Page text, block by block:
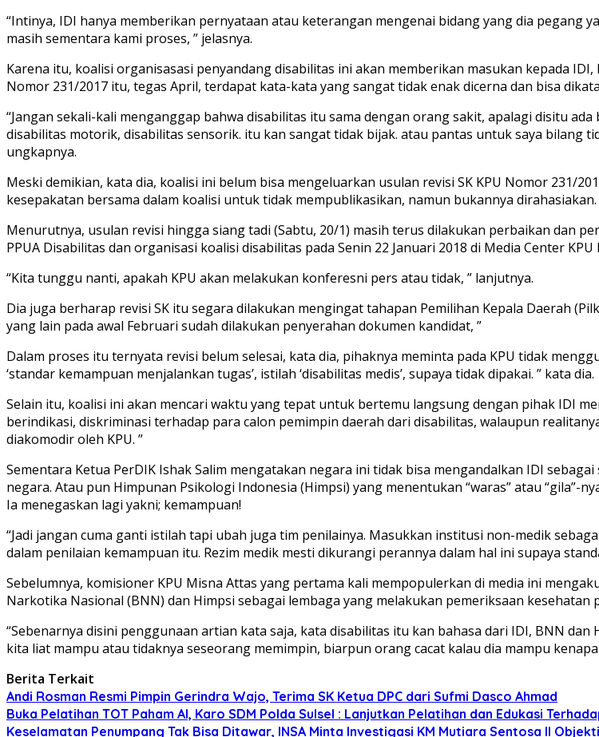
“Intinya, IDI hanya memberikan pernyataan atau keterangan mengenai bidang yang dia pegang
masih sementara kami proses, ” jelasnya.
Karena itu, koalisi organisasasi penyandang disabilitas ini akan memberikan masukan kepada
Nomor 231/2017 itu, tegas April, terdapat kata-kata yang sangat tidak enak dicerna dan bisa
“Jangan sekali-kali menganggap bahwa disabilitas itu sama dengan orang sakit, apalagi disitu
disabilitas motorik, disabilitas sensorik. itu kan sangat tidak bijak. atau pantas untuk saya bilang
ungkapnya.
Meski demikian, kata dia, koalisi ini belum bisa mengeluarkan usulan revisi SK KPU Nomor 231/
kesepakatan bersama dalam koalisi untuk tidak mempublikasikan, namun bukannya
Menurutnya, usulan revisi hingga siang tadi (Sabtu, 20/1) masih terus dilakukan perbaikan dan
PPUA Disabilitas dan organisasi koalisi disabilitas pada Senin 22 Januari 2018 di Media Center
“Kita tunggu nanti, apakah KPU akan melakukan konferesni pers atau tidak, ” lanjutnya.
Dia juga berharap revisi SK itu segara dilakukan mengingat tahapan Pemilihan Kepala Daerah
yang lain pada awal Februari sudah dilakukan penyerahan dokumen kandidat, ”
Dalam proses itu ternyata revisi belum selesai, kata dia, pihaknya meminta pada KPU tidak
‘standar kemampuan menjalankan tugas’, istilah ‘disabilitas medis’, supaya tidak dipakai. ” kata dia.
Selain itu, koalisi ini akan mencari waktu yang tepat untuk bertemu langsung dengan pihak IDI
berindikasi, diskriminasi terhadap para calon pemimpin daerah dari disabilitas, walaupun
diakomodir oleh KPU. ”
Sementara Ketua PerDIK Ishak Salim mengatakan negara ini tidak bisa mengandalkan IDI
negara. Atau pun Himpunan Psikologi Indonesia (Himpsi) yang menentukan “waras” atau
Ia menegaskan lagi yakni; kemampuan!
“Jadi jangan cuma ganti istilah tapi ubah juga tim penilainya. Masukkan institusi non-medik
dalam penilaian kemampuan itu. Rezim medik mesti dikurangi perannya dalam hal ini supaya
Sebelumnya, komisioner KPU Misna Attas yang pertama kali mempopulerkan di media ini
Narkotika Nasional (BNN) dan Himpsi sebagai lembaga yang melakukan pemeriksaan kesehatan
“Sebenarnya disini penggunaan artian kata saja, kata disabilitas itu kan bahasa dari IDI, BNN
kita liat mampu atau tidaknya seseorang memimpin, biarpun orang cacat kalau dia mampu
Berita Terkait
Andi Rosman Resmi Pimpin Gerindra Wajo, Terima SK Ketua DPC dari Sufmi Dasco Ahmad
Buka Pelatihan TOT Paham AI, Karo SDM Polda Sulsel : Lanjutkan Pelatihan dan Edukasi
Keselamatan Penumpang Tak Bisa Ditawar, INSA Minta Investigasi KM Mutiara Sentosa II